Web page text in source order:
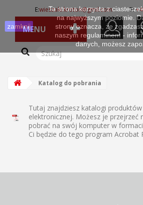
E:wieszaki.kroton@gmil.com T:
MENU
Katalog do pobrania
Tutaj znajdziesz katalogi
elektronicznej. Możesz je przejrzeć
pobrać na swój komputer w
Ci będzie do tego program Acrobat
zamknij
Ta strona korzysta z
na najwyższym poziomie.
strony oznacza, że
naszym regulaminem -
danych, możesz